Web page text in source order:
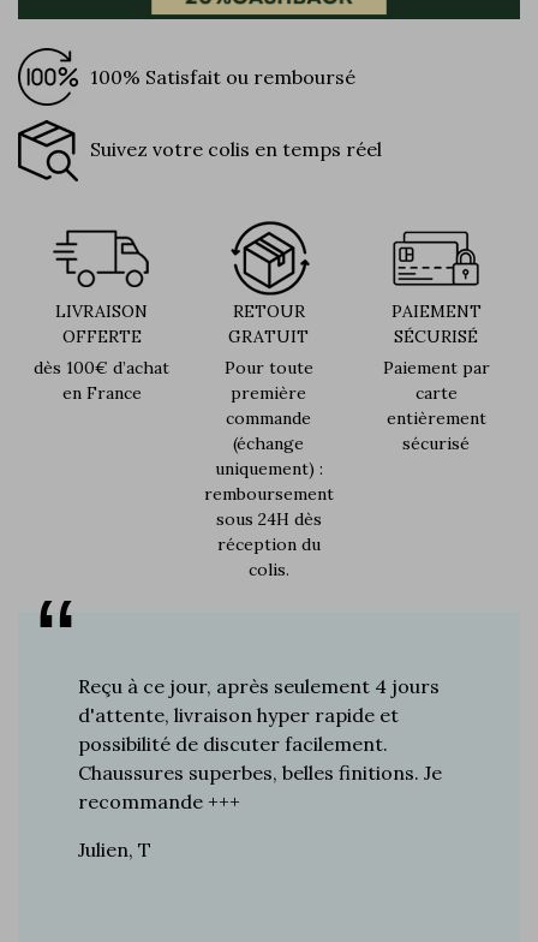
100% Satisfait ou remboursé
Suivez votre colis en temps réel
LIVRAISON
OFFERTE
dès 100€ d’achat
en France
RETOUR
GRATUIT
Pour toute
première
commande
(échange
uniquement) :
remboursement
sous 24H dès
réception du
colis.
PAIEMENT
SÉCURISÉ
Paiement par
carte
entièrement
sécurisé
Reçu à ce jour, après seulement 4 jours
d'attente, livraison hyper rapide et
possibilité de discuter facilement.
Chaussures superbes, belles finitions. Je
recommande +++
Julien, T